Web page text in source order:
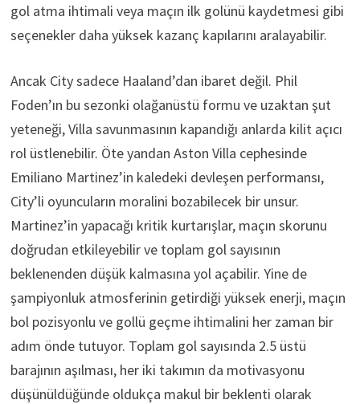
gol atma ihtimali veya maçın ilk golünü kaydetmesi gibi
seçenekler daha yüksek kazanç kapılarını aralayabilir.
Ancak City sadece Haaland’dan ibaret değil. Phil
Foden’ın bu sezonki olağanüstü formu ve uzaktan şut
yeteneği, Villa savunmasının kapandığı anlarda kilit açıcı
rol üstlenebilir. Öte yandan Aston Villa cephesinde
Emiliano Martinez’in kaledeki devleşen performansı,
City’li oyuncuların moralini bozabilecek bir unsur.
Martinez’in yapacağı kritik kurtarışlar, maçın skorunu
doğrudan etkileyebilir ve toplam gol sayısının
beklenenden düşük kalmasına yol açabilir. Yine de
şampiyonluk atmosferinin getirdiği yüksek enerji, maçın
bol pozisyonlu ve gollü geçme ihtimalini her zaman bir
adım önde tutuyor. Toplam gol sayısında 2.5 üstü
barajının aşılması, her iki takımın da motivasyonu
düşünüldüğünde oldukça makul bir beklenti olarak